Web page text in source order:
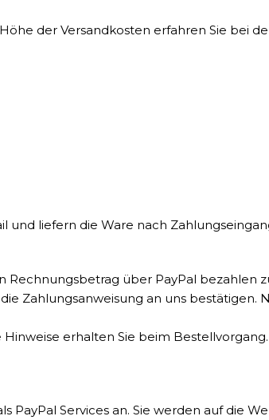
der Versandkosten erfahren Sie bei
und liefern die Ware nach
Rechnungsbetrag über PayPal bezahlen
Zahlungsanweisung an uns bestätigen.
erhalten Sie beim Bestellvorgang.
Services an. Sie werden auf die